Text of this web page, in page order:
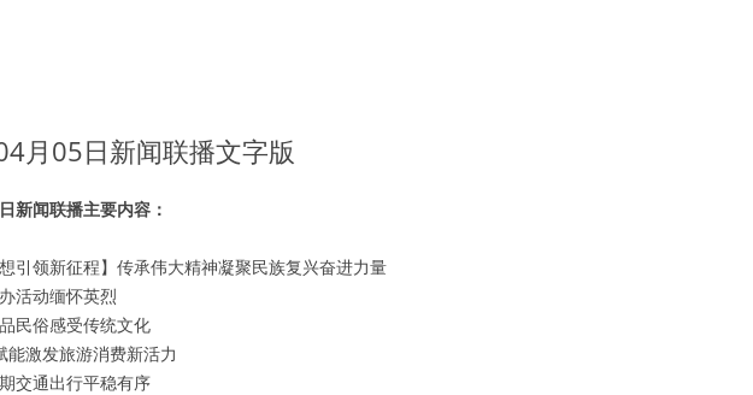
月05日新闻联播文字版
新闻联播主要内容：
想引领新征程】传承伟大精神凝聚民族复兴奋进力量
活动缅怀英烈
民俗感受传统文化
能激发旅游消费新活力
交通出行平稳有序